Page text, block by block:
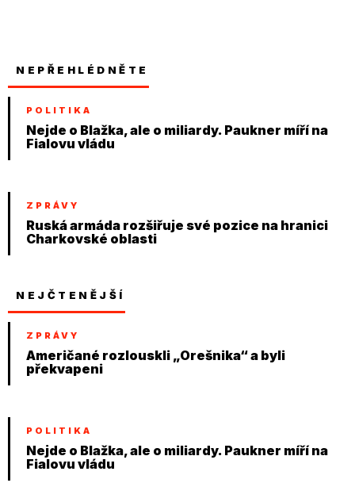
NEPŘEHLÉDNĚTE
POLITIKA
Nejde o Blažka, ale o miliardy. Paukner míří na
Fialovu vládu
ZPRÁVY
Ruská armáda rozšiřuje své pozice na hranici
Charkovské oblasti
NEJČTENĚJŠÍ
ZPRÁVY
Američané rozlouskli „Orešnika“ a byli
překvapeni
POLITIKA
Nejde o Blažka, ale o miliardy. Paukner míří na
Fialovu vládu